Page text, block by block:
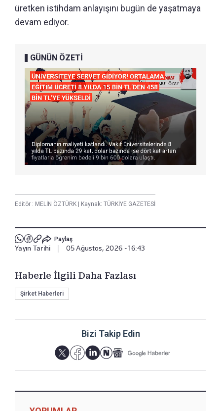
üretken istihdam anlayışını bugün de yaşatmaya
devam ediyor.
GÜNÜN ÖZETİ
Editör : MELİN ÖZTÜRK | Kaynak: TÜRKİYE GAZETESİ
Paylaş
Yayın Tarihi | 05 Ağustos, 2026 - 16:43
Haberle İlgili Daha Fazlası
Şirket Haberleri
Bizi Takip Edin